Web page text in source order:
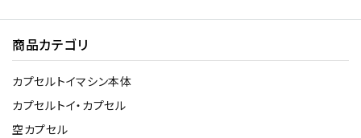
商品カテゴリ
カプセルトイマシン本体
カプセルトイ・カプセル
空カプセル